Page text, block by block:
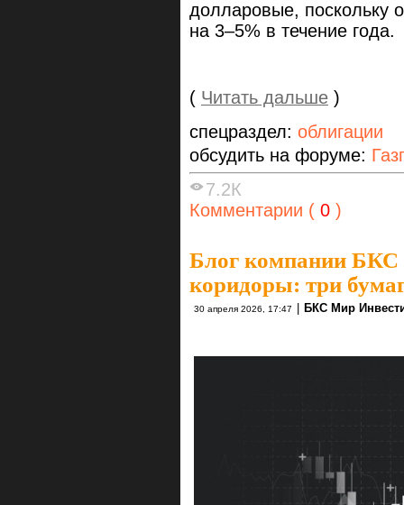
долларовые, поскольку
на 3–5% в течение года.
( Читать дальше )
спецраздел: облигации
обсудить на форуме:
7.2К
Комментарии ( 0 )
Блог компании БКС
коридоры: три
30 апреля 2026, 17:47 БКС Мир